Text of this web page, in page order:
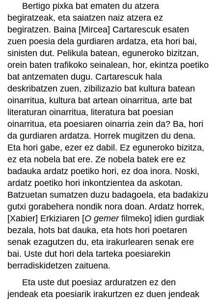
Bertigo pixka bat ematen du atzera
begiratzeak, eta saiatzen naiz atzera ez
begiratzen. Baina [Mircea] Cartarescuk esaten
zuen poesia dela gurdiaren ardatza, eta hori bai,
sinisten dut. Pelikula batean, eguneroko bizitzan,
orein baten trafikoko seinalean, hor, ekintza poetiko
bat antzematen dugu. Cartarescuk hala
deskribatzen zuen, zibilizazio bat kultura batean
oinarritua, kultura bat artean oinarritua, arte bat
literaturan oinarritua, literatura bat poesian
oinarritua, eta poesiaren oinarria zein da? Ba, hori
da gurdiaren ardatza. Horrek mugitzen du dena.
Eta hori gabe, ezer ez dabil. Ez eguneroko bizitza,
ez eta nobela bat ere. Ze nobela batek ere ez
badauka ardatz poetiko hori, ez doa inora. Noski,
ardatz poetiko hori inkontzientea da askotan.
Batzuetan sumatzen duzu badagoela, eta badakizu
gutxi gorabehera nondik nora doan. Ardatz horrek,
[Xabier] Erkiziaren [O gemerfilmeko] idien gurdiak
bezala, hots bat dauka, eta hots hori poetaren
senak ezagutzen du, eta irakurlearen senak ere
bai. Uste dut hori dela tarteka poesiarekin
berradiskidetzen zaituena.
Eta uste dut poesiaz arduratzen ez den
jendeak eta poesiarik irakurtzen ez duen jendeak